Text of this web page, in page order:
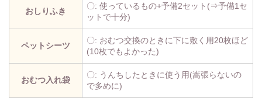
おしりふき
〇: 使っているもの+予備2セット(⇒予備1セ
ットで十分)
ペットシーツ
〇: おむつ交換のときに下に敷く用20枚ほど
(10枚でもよかった)
おむつ入れ袋
〇: うんちしたときに使う用(嵩張らないの
で多めに)